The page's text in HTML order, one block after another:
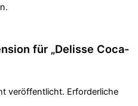
für „Delisse Coca-
veröffentlicht. Erforderliche